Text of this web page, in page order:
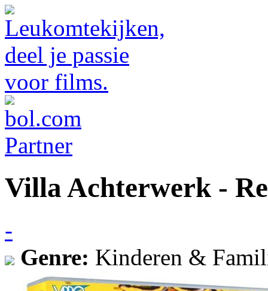
Villa Achterwerk -
-
Genre: Kinderen &